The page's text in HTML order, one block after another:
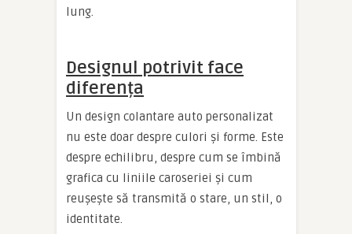
lung.
Designul potrivit face
diferența
Un design colantare auto personalizat
nu este doar despre culori și forme. Este
despre echilibru, despre cum se îmbină
grafica cu liniile caroseriei și cum
reușește să transmită o stare, un stil, o
identitate.